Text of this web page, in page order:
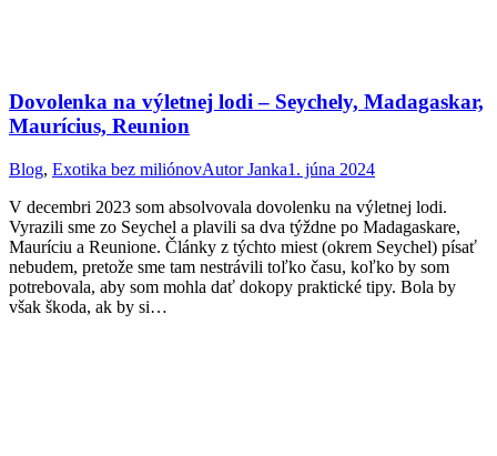
Dovolenka na výletnej lodi – Seychely, Madagaskar,
Maurícius, Reunion
Blog, Exotika bez miliónovAutorJanka1. júna 2024
V decembri 2023 som absolvovala dovolenku na výletnej lodi.
Vyrazili sme zo Seychel a plavili sa dva týždne po Madagaskare,
Mauríciu a Reunione. Články z týchto miest (okrem Seychel) písať
nebudem, pretože sme tam nestrávili toľko času, koľko by som
potrebovala, aby som mohla dať dokopy praktické tipy. Bola by
však škoda, ak by si…